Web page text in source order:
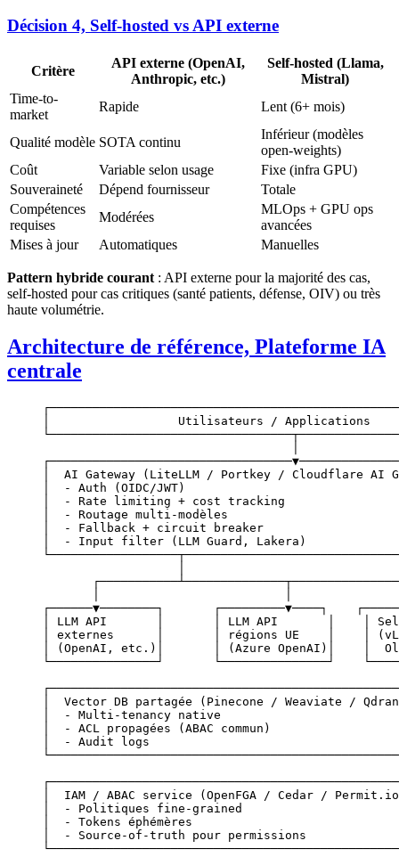
Décision 4, Self-hosted vs API externe
Critère
API externe (OpenAI,
Anthropic, etc.)
Self-hosted (Llama,
Mistral)
Time-to-
market
Rapide Lent (6+ mois)
Qualité modèle SOTA continu
Inférieur (modèles
open-weights)
Coût
Variable selon usage
Fixe (infra GPU)
Souveraineté
Dépend fournisseur
Totale
Compétences
requises
Modérées
MLOps + GPU ops
avancées
Mises à jour
Automatiques Manuelles
Pattern hybride courant : API externe pour la majorité des cas,
self-hosted pour cas critiques (santé patients, défense, OIV) ou très
haute volumétrie.
Architecture de référence, Plateforme IA
centrale
│                  Utilisateurs /
│  AI Gateway (LiteLLM / Portkey / Cloudflare
│  - Auth (OIDC/JWT)
│  - Rate limiting + cost tracking
│  - Routage multi-modèles
│  - Fallback + circuit breaker
│  - Input filter (LLM Guard, Lakera)
┌──────▼────────┐       ┌─────────▼────┐
│ LLM API       │       │ LLM API       │    │
│ externes      │       │ régions UE    │    │
│ (OpenAI, etc.)│       │ (Azure OpenAI)│    │
└───────────────┘       └───────────────┘
│  Vector DB partagée (Pinecone / Weaviate /
│  - Multi-tenancy native
│  - ACL propagées (ABAC commun)
│  - Audit logs
│  IAM / ABAC service (OpenFGA / Cedar /
│  - Politiques fine-grained
│  - Tokens éphémères
│  - Source-of-truth pour permissions